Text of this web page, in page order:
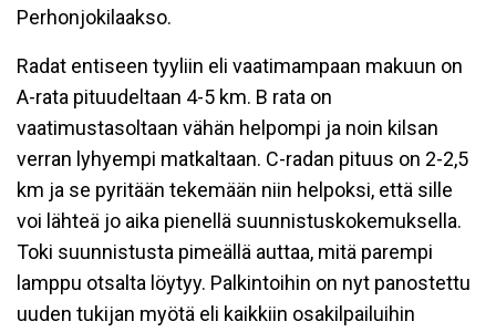
Perhonjokilaakso.
Radat entiseen tyyliin eli vaatimampaan makuun on
A-rata pituudeltaan 4-5 km. B rata on
vaatimustasoltaan vähän helpompi ja noin kilsan
verran lyhyempi matkaltaan. C-radan pituus on 2-2,5
km ja se pyritään tekemään niin helpoksi, että sille
voi lähteä jo aika pienellä suunnistuskokemuksella.
Toki suunnistusta pimeällä auttaa, mitä parempi
lamppu otsalta löytyy. Palkintoihin on nyt panostettu
uuden tukijan myötä eli kaikkiin osakilpailuihin